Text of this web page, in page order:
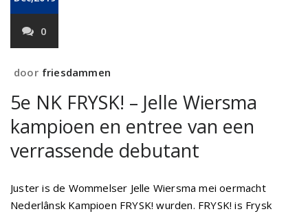
0
door friesdammen
5e NK FRYSK! – Jelle Wiersma
kampioen en entree van een
verrassende debutant
Juster is de Wommelser Jelle Wiersma mei oermacht
Nederlânsk Kampioen FRYSK! wurden. FRYSK! is Frysk